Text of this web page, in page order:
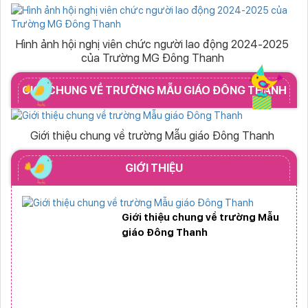
Hình ảnh hội nghị viên chức người lao động 2024-2025
của Trường MG Đông Thanh
GIỚI CHUNG VỀ TRƯỜNG MẪU GIÁO ĐÔNG THANH
Giới thiệu chung về trường Mẫu giáo Đông Thanh
GIỚI THIỆU
Giới thiệu chung về trường Mẫu
giáo Đông Thanh